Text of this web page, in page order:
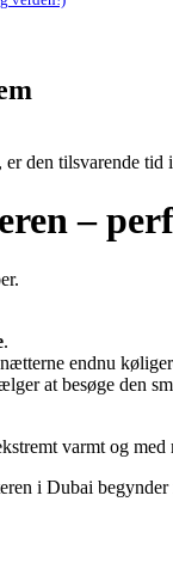
den tilsvarende tid
–
.
endnu
at besøge den
varmt og
i Dubai